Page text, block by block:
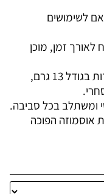
לשימושים
זמן, מוכן
גודל סטנדרטי: קוביות קרח אחידות בגודל 13 גרם,
ומשתלב בכל סביבה.
אוסמוזה הפוכה